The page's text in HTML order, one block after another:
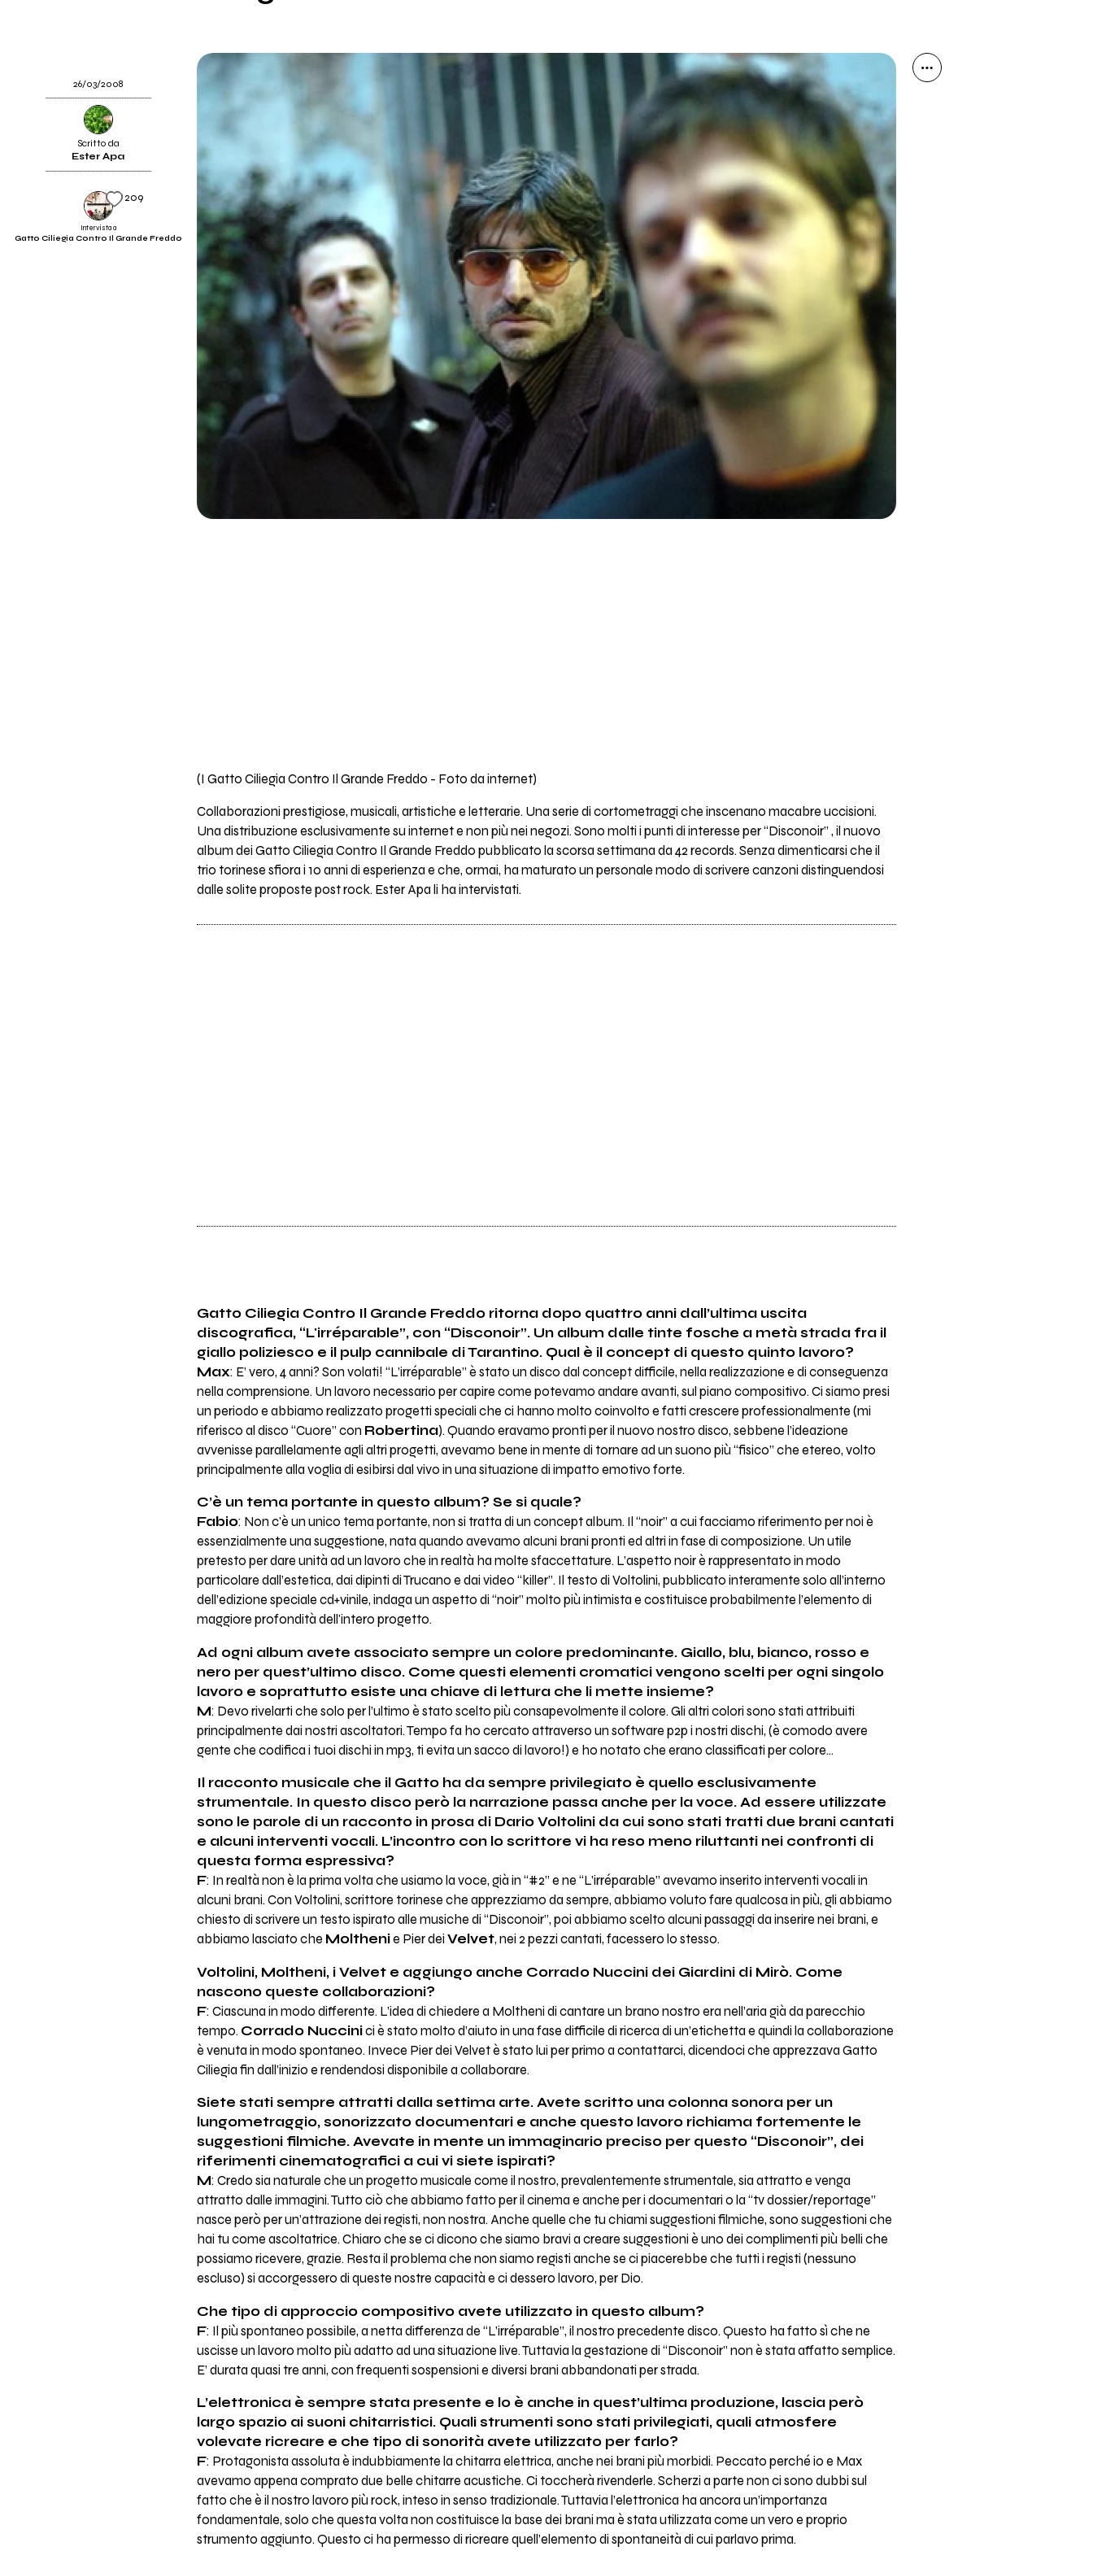
26/03/2008
Scritto da
Ester Apa
Intervista a
Gatto Ciliegia Contro Il Grande Freddo
209
(I Gatto Ciliegia Contro Il Grande Freddo - Foto da internet)
Collaborazioni prestigiose, musicali, artistiche e letterarie. Una serie di cortometraggi che inscenano macabre uccisioni.
Una distribuzione esclusivamente su internet e non più nei negozi. Sono molti i punti di interesse per “Disconoir” , il nuovo
album dei Gatto Ciliegia Contro Il Grande Freddo pubblicato la scorsa settimana da 42 records. Senza dimenticarsi che il
trio torinese sfiora i 10 anni di esperienza e che, ormai, ha maturato un personale modo di scrivere canzoni distinguendosi
dalle solite proposte post rock. Ester Apa li ha intervistati.
Gatto Ciliegia Contro Il Grande Freddo ritorna dopo quattro anni dall’ultima uscita
discografica, “L'irréparable”, con “Disconoir”. Un album dalle tinte fosche a metà strada fra il
giallo poliziesco e il pulp cannibale di Tarantino. Qual è il concept di questo quinto lavoro?
Max: E’ vero, 4 anni? Son volati! “L’irréparable” è stato un disco dal concept difficile, nella realizzazione e di conseguenza
nella comprensione. Un lavoro necessario per capire come potevamo andare avanti, sul piano compositivo. Ci siamo presi
un periodo e abbiamo realizzato progetti speciali che ci hanno molto coinvolto e fatti crescere professionalmente (mi
riferisco al disco “Cuore” con Robertina). Quando eravamo pronti per il nuovo nostro disco, sebbene l’ideazione
avvenisse parallelamente agli altri progetti, avevamo bene in mente di tornare ad un suono più “fisico” che etereo, volto
principalmente alla voglia di esibirsi dal vivo in una situazione di impatto emotivo forte.
C’è un tema portante in questo album? Se si quale?
Fabio: Non c'è un unico tema portante, non si tratta di un concept album. Il “noir” a cui facciamo riferimento per noi è
essenzialmente una suggestione, nata quando avevamo alcuni brani pronti ed altri in fase di composizione. Un utile
pretesto per dare unità ad un lavoro che in realtà ha molte sfaccettature. L’aspetto noir è rappresentato in modo
particolare dall’estetica, dai dipinti di Trucano e dai video “killer”. Il testo di Voltolini, pubblicato interamente solo all’interno
dell’edizione speciale cd+vinile, indaga un aspetto di “noir” molto più intimista e costituisce probabilmente l’elemento di
maggiore profondità dell'intero progetto.
Ad ogni album avete associato sempre un colore predominante. Giallo, blu, bianco, rosso e
nero per quest’ultimo disco. Come questi elementi cromatici vengono scelti per ogni singolo
lavoro e soprattutto esiste una chiave di lettura che li mette insieme?
M: Devo rivelarti che solo per l’ultimo è stato scelto più consapevolmente il colore. Gli altri colori sono stati attribuiti
principalmente dai nostri ascoltatori. Tempo fa ho cercato attraverso un software p2p i nostri dischi, (è comodo avere
gente che codifica i tuoi dischi in mp3, ti evita un sacco di lavoro!) e ho notato che erano classificati per colore…
Il racconto musicale che il Gatto ha da sempre privilegiato è quello esclusivamente
strumentale. In questo disco però la narrazione passa anche per la voce. Ad essere utilizzate
sono le parole di un racconto in prosa di Dario Voltolini da cui sono stati tratti due brani cantati
e alcuni interventi vocali. L’incontro con lo scrittore vi ha reso meno riluttanti nei confronti di
questa forma espressiva?
F: In realtà non è la prima volta che usiamo la voce, già in “#2” e ne “L’irréparable” avevamo inserito interventi vocali in
alcuni brani. Con Voltolini, scrittore torinese che apprezziamo da sempre, abbiamo voluto fare qualcosa in più, gli abbiamo
chiesto di scrivere un testo ispirato alle musiche di “Disconoir”, poi abbiamo scelto alcuni passaggi da inserire nei brani, e
abbiamo lasciato che Molthenie Pier dei Velvet, nei 2 pezzi cantati, facessero lo stesso.
Voltolini, Moltheni, i Velvet e aggiungo anche Corrado Nuccini dei Giardini di Mirò. Come
nascono queste collaborazioni?
F: Ciascuna in modo differente. L’idea di chiedere a Moltheni di cantare un brano nostro era nell’aria già da parecchio
tempo. Corrado Nuccinici è stato molto d’aiuto in una fase difficile di ricerca di un’etichetta e quindi la collaborazione
è venuta in modo spontaneo. Invece Pier dei Velvet è stato lui per primo a contattarci, dicendoci che apprezzava Gatto
Ciliegia fin dall’inizio e rendendosi disponibile a collaborare.
Siete stati sempre attratti dalla settima arte. Avete scritto una colonna sonora per un
lungometraggio, sonorizzato documentari e anche questo lavoro richiama fortemente le
suggestioni filmiche. Avevate in mente un immaginario preciso per questo “Disconoir”, dei
riferimenti cinematografici a cui vi siete ispirati?
M: Credo sia naturale che un progetto musicale come il nostro, prevalentemente strumentale, sia attratto e venga
attratto dalle immagini. Tutto ciò che abbiamo fatto per il cinema e anche per i documentari o la “tv dossier/reportage”
nasce però per un’attrazione dei registi, non nostra. Anche quelle che tu chiami suggestioni filmiche, sono suggestioni che
hai tu come ascoltatrice. Chiaro che se ci dicono che siamo bravi a creare suggestioni è uno dei complimenti più belli che
possiamo ricevere, grazie. Resta il problema che non siamo registi anche se ci piacerebbe che tutti i registi (nessuno
escluso) si accorgessero di queste nostre capacità e ci dessero lavoro, per Dio.
Che tipo di approccio compositivo avete utilizzato in questo album?
F: Il più spontaneo possibile, a netta differenza de “L’irréparable”, il nostro precedente disco. Questo ha fatto sì che ne
uscisse un lavoro molto più adatto ad una situazione live. Tuttavia la gestazione di “Disconoir” non è stata affatto semplice.
E’ durata quasi tre anni, con frequenti sospensioni e diversi brani abbandonati per strada.
L’elettronica è sempre stata presente e lo è anche in quest’ultima produzione, lascia però
largo spazio ai suoni chitarristici. Quali strumenti sono stati privilegiati, quali atmosfere
volevate ricreare e che tipo di sonorità avete utilizzato per farlo?
F: Protagonista assoluta è indubbiamente la chitarra elettrica, anche nei brani più morbidi. Peccato perché io e Max
avevamo appena comprato due belle chitarre acustiche. Ci toccherà rivenderle. Scherzi a parte non ci sono dubbi sul
fatto che è il nostro lavoro più rock, inteso in senso tradizionale. Tuttavia l’elettronica ha ancora un’importanza
fondamentale, solo che questa volta non costituisce la base dei brani ma è stata utilizzata come un vero e proprio
strumento aggiunto. Questo ci ha permesso di ricreare quell’elemento di spontaneità di cui parlavo prima.